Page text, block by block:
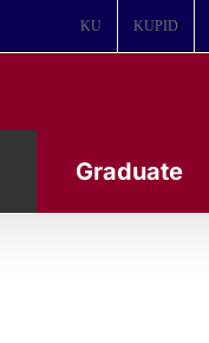
KU KUPID
Graduate